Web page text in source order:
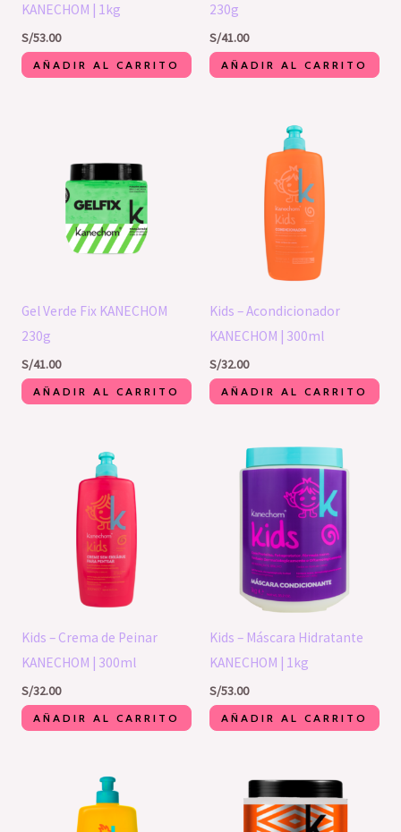
KANECHOM | 1kg
S/53.00
AÑADIR AL CARRITO
230g
S/41.00
AÑADIR AL CARRITO
Gel Verde Fix KANECHOM
230g
S/41.00
AÑADIR AL CARRITO
Kids – Acondicionador
KANECHOM | 300ml
S/32.00
AÑADIR AL CARRITO
Kids – Crema de Peinar
KANECHOM | 300ml
S/32.00
AÑADIR AL CARRITO
Kids – Máscara Hidratante
KANECHOM | 1kg
S/53.00
AÑADIR AL CARRITO